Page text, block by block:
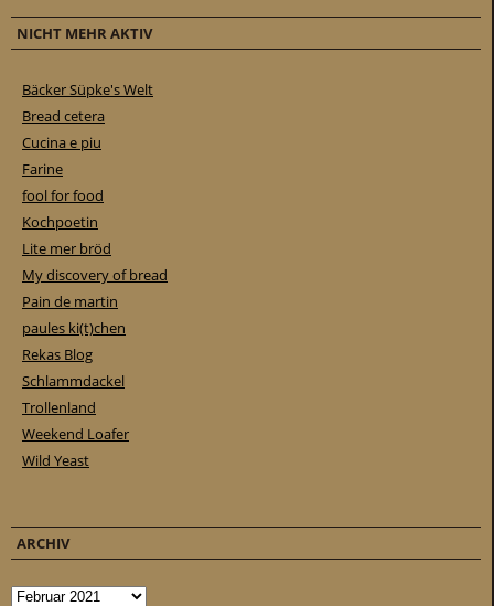
NICHT MEHR AKTIV
Bäcker Süpke's Welt
Bread cetera
Cucina e piu
Farine
fool for food
Kochpoetin
Lite mer bröd
My discovery of bread
Pain de martin
paules ki(t)chen
Rekas Blog
Schlammdackel
Trollenland
Weekend Loafer
Wild Yeast
ARCHIV
Archiv